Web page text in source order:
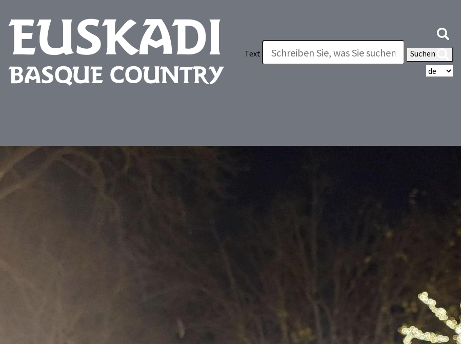
Text
Suchen